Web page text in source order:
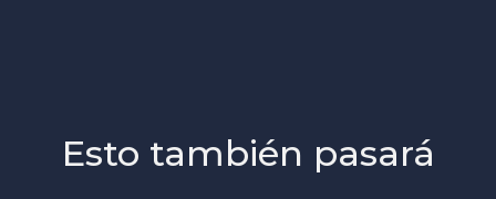
Esto también pasará